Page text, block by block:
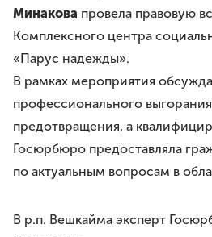
Видео
Контакты
8 8422 41-48-22
г.Ульяновск, ул.Спасская, д.3
Минакова провела правовую
Комплексного центра
«Парус надежды».
В рамках мероприятия
профессионального
предотвращения, а
Госюрбюро предоставляла
по актуальным вопросам в
В р.п. Вешкайма эксперт